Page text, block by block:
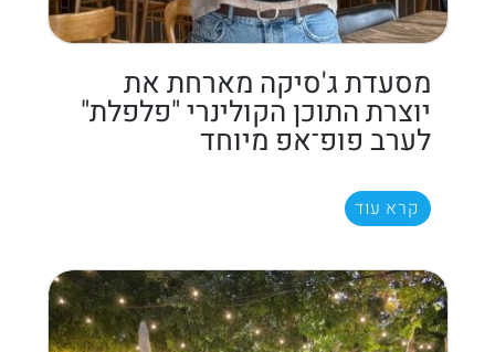
מסעדת ג'סיקה מארחת את
יוצרת התוכן הקולינרי "פלפלת"
לערב פופ־אפ מיוחד
קרא עוד